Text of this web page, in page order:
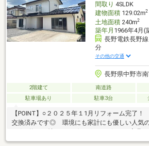
間取り 4SLDK
建物面積129.02m2
土地面積240m2
築年月 1966年4月(
長野電鉄長野
分
その他の交通
長野県中野市
2階建て 南道路
駐車場あり
駐車3台
【POINT】○２０２５年１1月リフォーム完了
交換済みです◎ 環境にも家計にも優しい人気
択肢が広がります◎ 開放感のある明るいリビ